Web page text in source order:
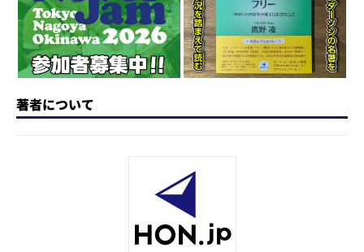
k
著者について